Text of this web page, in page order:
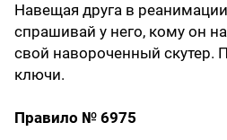
Навещая друга в
спрашивай у него, кому он
свой навороченный скутер.
ключи.
Правило № 6975